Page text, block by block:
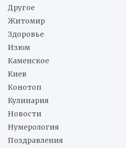
Другое
Житомир
Здоровье
Изюм
Каменское
Киев
Конотоп
Кулинария
Новости
Нумерология
Поздравления